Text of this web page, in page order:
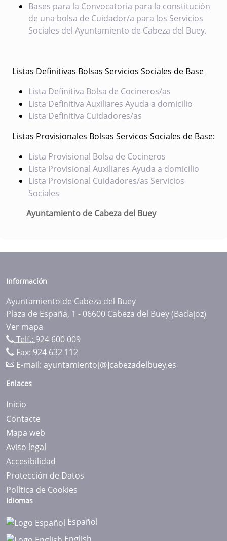
Bases para la Convocatoria para la constitución
de una bolsa de Cuidador/a para los Servicios
Sociales del Ayuntamiento de Cabeza del Buey.
Listas Definitivas Bolsas Servicios Sociales de Base
Lista Definitiva Bolsa de Cocineros/as
Lista Definitiva Auxiliares Ayuda a domicilio
Lista Definitiva Cuidadores/as
Listas Provisionales Bolsas Servicos Sociales de Base:
Lista Provisional Bolsa de Cocineros
Lista Provisional Auxiliares Ayuda a domicilio
Lista Provisional Cuidadores/as Servicios
Sociales
Ayuntamiento de Cabeza del Buey
Información
Ayuntamiento de Cabeza del Buey
Plaza de España, 1 - 06600 Cabeza del Buey (Badajoz)
Ver mapa
Telf.: 924 600 009
Fax: 924 632 112
E-mail: ayuntamiento[@]cabezadelbuey.es
Enlaces
Inicio
Contacte
Mapa web
Aviso legal
Accesibilidad
Protección de Datos
Política de Cookies
Idiomas
Español